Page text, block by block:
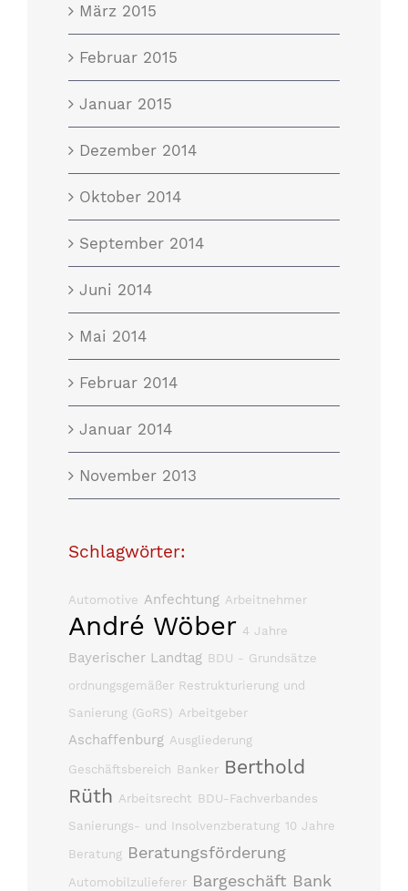
März 2015
Februar 2015
Januar 2015
Dezember 2014
Oktober 2014
September 2014
Juni 2014
Mai 2014
Februar 2014
Januar 2014
November 2013
Schlagwörter:
Automotive Anfechtung Arbeitnehmer
André Wöber 4 Jahre
Bayerischer Landtag BDU - Grundsätze
ordnungsgemäßer Restrukturierung und
Sanierung (GoRS) Arbeitgeber
Aschaffenburg Ausgliederung
Geschäftsbereich Banker Berthold
Rüth Arbeitsrecht BDU-Fachverbandes
Sanierungs- und Insolvenzberatung 10 Jahre
Beratung Beratungsförderung
Automobilzulieferer Bargeschäft Bank